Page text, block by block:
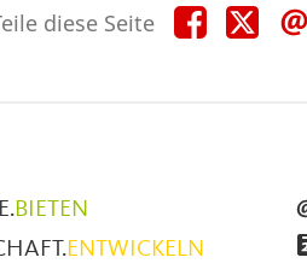
diese Seite Teile
diese
Teile
diese
BIETEN
ENTWICKELN